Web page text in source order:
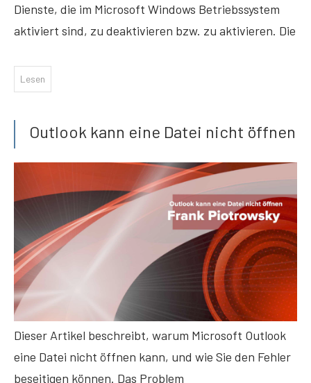
Dienste, die im Microsoft Windows Betriebssystem
aktiviert sind, zu deaktivieren bzw. zu aktivieren. Die
Lesen
Outlook kann eine Datei nicht öffnen
Dieser Artikel beschreibt, warum Microsoft Outlook
eine Datei nicht öffnen kann, und wie Sie den Fehler
beseitigen können. Das Problem